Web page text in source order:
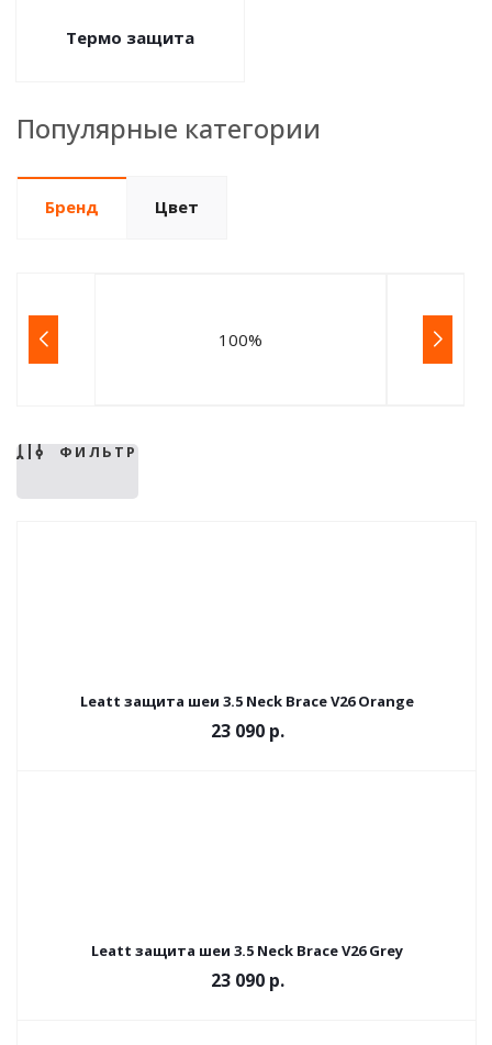
Термо защита
Популярные категории
Бренд Цвет
100%
ФИЛЬТР
Leatt защита шеи 3.5 Neck Brace V26 Orange
23 090 р.
Leatt защита шеи 3.5 Neck Brace V26 Grey
23 090 р.